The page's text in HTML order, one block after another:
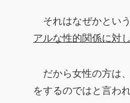
それはなぜかとい
アルな性的関係に対
だから女性の方は
をするのではと言わ